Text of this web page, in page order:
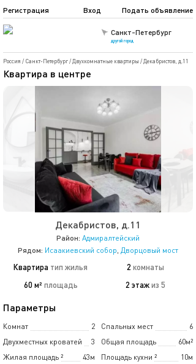
Санкт-Петербург
другой город
Подать объявление
Регистрация Вход
Россия / Санкт-Петербург/ Двухкомнатные квартиры / Декабристов, д.11
Квартира в центре
Декабристов, д.11
Район: Адмиралтейский
Рядом: Исаакиевский собор, Дворцовый мост
Квартира тип жилья 2 комнаты
60 м² площадь 2 этажиз 5
Параметры
Комнат 2 Спальных мест
6
Двухместных кроватей
3 Общая площадь
60м²
Жилая площадь
43м
² Площадь кухни 10м
²